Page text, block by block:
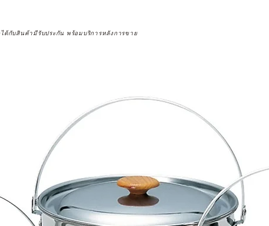
ด้กับสินค้ามีรับประกัน พร้อมบริการหลังการขาย